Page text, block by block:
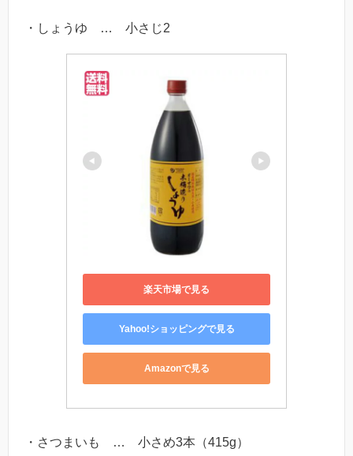
・しょうゆ … 小さじ2
楽天市場で見る
Yahoo!ショッピングで見る
Amazonで見る
・さつまいも … 小さめ3本（415g）